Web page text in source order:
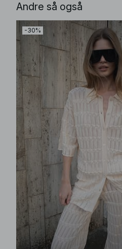
Andre så også
-30%